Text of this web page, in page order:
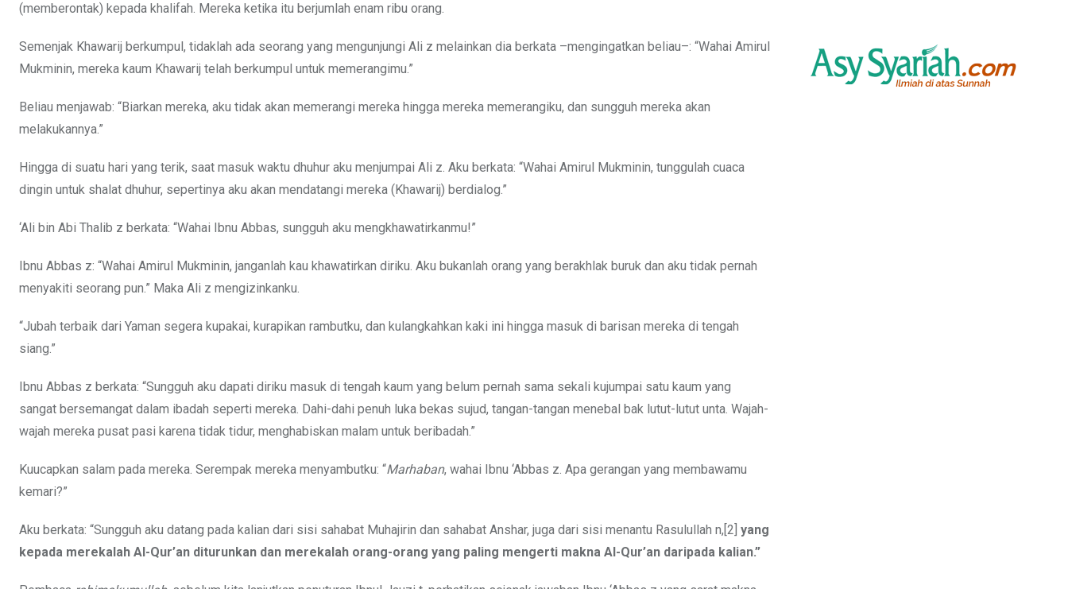
(memberontak) kepada khalifah. Mereka ketika itu berjumlah enam ribu orang.
Semenjak Khawarij berkumpul, tidaklah ada seorang yang mengunjungi Ali z melainkan dia berkata –mengingatkan beliau–: “Wahai Amirul
Mukminin, mereka kaum Khawarij telah berkumpul untuk memerangimu.”
Beliau menjawab: “Biarkan mereka, aku tidak akan memerangi mereka hingga mereka memerangiku, dan sungguh mereka akan
melakukannya.”
Hingga di suatu hari yang terik, saat masuk waktu dhuhur aku menjumpai Ali z. Aku berkata: “Wahai Amirul Mukminin, tunggulah cuaca
dingin untuk shalat dhuhur, sepertinya aku akan mendatangi mereka (Khawarij) berdialog.”
‘Ali bin Abi Thalib z berkata: “Wahai Ibnu Abbas, sungguh aku mengkhawatirkanmu!”
Ibnu Abbas z: “Wahai Amirul Mukminin, janganlah kau khawatirkan diriku. Aku bukanlah orang yang berakhlak buruk dan aku tidak pernah
menyakiti seorang pun.” Maka Ali z mengizinkanku.
“Jubah terbaik dari Yaman segera kupakai, kurapikan rambutku, dan kulangkahkan kaki ini hingga masuk di barisan mereka di tengah
siang.”
Ibnu Abbas z berkata: “Sungguh aku dapati diriku masuk di tengah kaum yang belum pernah sama sekali kujumpai satu kaum yang
sangat bersemangat dalam ibadah seperti mereka. Dahi-dahi penuh luka bekas sujud, tangan-tangan menebal bak lutut-lutut unta. Wajah-
wajah mereka pusat pasi karena tidak tidur, menghabiskan malam untuk beribadah.”
Kuucapkan salam pada mereka. Serempak mereka menyambutku: “Marhaban, wahai Ibnu ‘Abbas z. Apa gerangan yang membawamu
kemari?”
Aku berkata: “Sungguh aku datang pada kalian dari sisi sahabat Muhajirin dan sahabat Anshar, juga dari sisi menantu Rasulullah n,[2] yang
kepada merekalah Al-Qur’an diturunkan dan merekalah orang-orang yang paling mengerti makna Al-Qur’an daripada kalian.”